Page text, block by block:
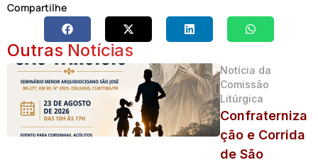
Compartilhe
Outras Notícias
Notícia da
Comissão
Litúrgica
Confraterniza
ção e Corrida
de São